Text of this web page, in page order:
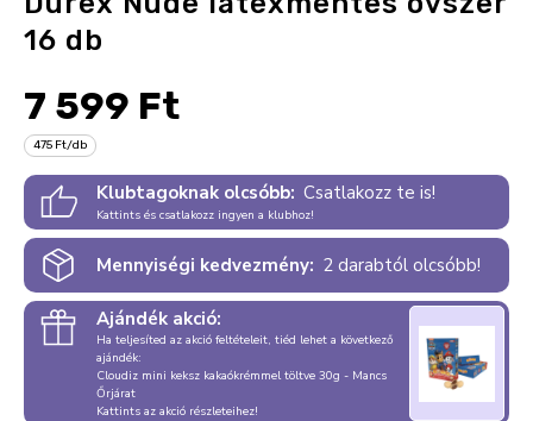
16 db
7 599 Ft
475 Ft/db
Klubtagoknak olcsóbb: Csatlakozz te is!
Kattints és csatlakozz ingyen a klubhoz!
Mennyiségi kedvezmény: 2 darabtól olcsóbb!
Ajándék akció:
Ha teljesíted az akció feltételeit, tiéd lehet a következő
ajándék:
Cloudiz mini keksz kakaókrémmel töltve 30g - Mancs
Őrjárat
Kattints az akció részleteihez!